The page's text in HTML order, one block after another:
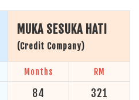
MUKA SESUKA HATI
(Credit Company)
Months RM
84
321